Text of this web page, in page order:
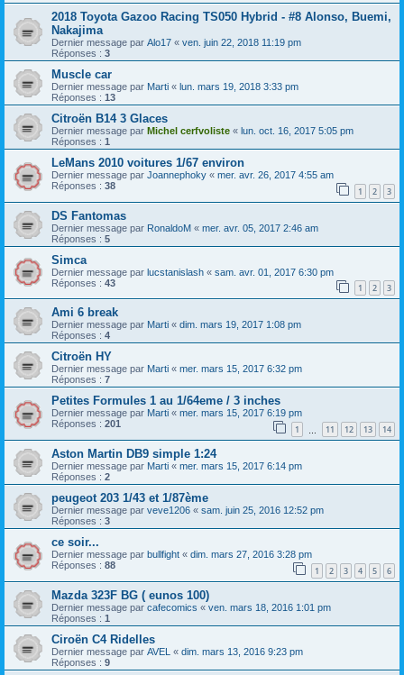
2018 Toyota Gazoo Racing TS050 Hybrid - #8 Alonso, Buemi,
Nakajima
Dernier message par Alo17 « ven. juin 22, 2018 11:19 pm
Réponses : 3
Muscle car
Dernier message par Marti « lun. mars 19, 2018 3:33 pm
Réponses : 13
Citroën B14 3 Glaces
Dernier message par Michel cerfvoliste « lun. oct. 16, 2017 5:05 pm
Réponses : 1
LeMans 2010 voitures 1/67 environ
Dernier message par Joannephoky « mer. avr. 26, 2017 4:55 am
Réponses : 38 1 2 3
DS Fantomas
Dernier message par RonaldoM « mer. avr. 05, 2017 2:46 am
Réponses : 5
Simca
Dernier message par lucstanislash « sam. avr. 01, 2017 6:30 pm
Réponses : 43 1 2 3
Ami 6 break
Dernier message par Marti « dim. mars 19, 2017 1:08 pm
Réponses : 4
Citroën HY
Dernier message par Marti « mer. mars 15, 2017 6:32 pm
Réponses : 7
Petites Formules 1 au 1/64eme / 3 inches
Dernier message par Marti « mer. mars 15, 2017 6:19 pm
Réponses : 201 1 11 12 13 14
Aston Martin DB9 simple 1:24
Dernier message par Marti « mer. mars 15, 2017 6:14 pm
Réponses : 2
peugeot 203 1/43 et 1/87ème
Dernier message par veve1206 « sam. juin 25, 2016 12:52 pm
Réponses : 3
ce soir...
Dernier message par bullfight « dim. mars 27, 2016 3:28 pm
Réponses : 88 1 2 3 4 5 6
Mazda 323F BG ( eunos 100)
Dernier message par cafecomics « ven. mars 18, 2016 1:01 pm
Réponses : 1
Ciroën C4 Ridelles
Dernier message par AVEL « dim. mars 13, 2016 9:23 pm
Réponses : 9